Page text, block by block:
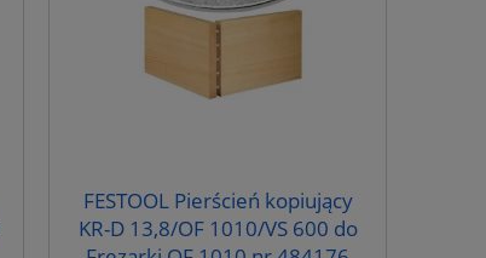
FESTOOL Pierścień kopiujący
KR-D 13,8/OF 1010/VS 600 do